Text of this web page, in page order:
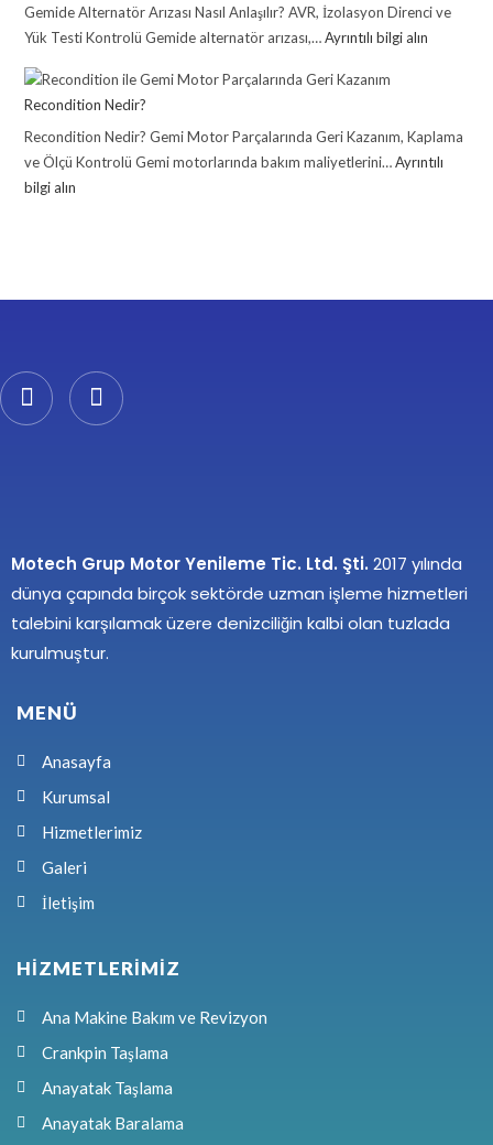
Gemide Alternatör Arızası Nasıl Anlaşılır? AVR, İzolasyon Direnci ve
Yük Testi Kontrolü Gemide alternatör arızası,…Ayrıntılı bilgi alın
Recondition Nedir?
Recondition Nedir? Gemi Motor Parçalarında Geri Kazanım, Kaplama
ve Ölçü Kontrolü Gemi motorlarında bakım maliyetlerini…Ayrıntılı
bilgi alın
Motech Grup Motor Yenileme Tic. Ltd. Şti. 2017 yılında
dünya çapında birçok sektörde uzman işleme hizmetleri
talebini karşılamak üzere denizciliğin kalbi olan tuzlada
kurulmuştur.
MENÜ
Anasayfa
Kurumsal
Hizmetlerimiz
Galeri
İletişim
HİZMETLERİMİZ
Ana Makine Bakım ve Revizyon
Crankpin Taşlama
Anayatak Taşlama
Anayatak Baralama